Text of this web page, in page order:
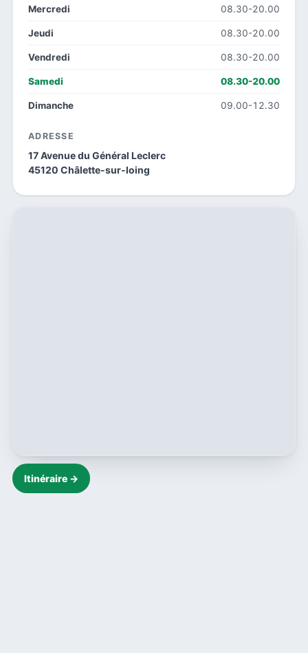
Mercredi 08.30-20.00
Jeudi 08.30-20.00
Vendredi 08.30-20.00
Samedi 08.30-20.00
Dimanche 09.00-12.30
ADRESSE
17 Avenue du Général Leclerc
45120 Châlette-sur-loing
Itinéraire →